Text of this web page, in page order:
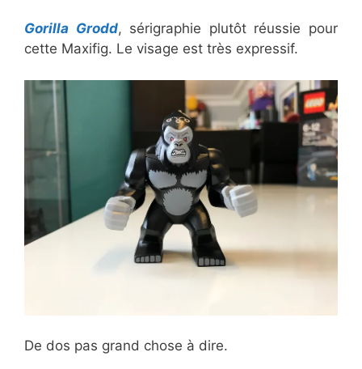
Gorilla Grodd, sérigraphie plutôt réussie pour
cette Maxifig. Le visage est très expressif.
De dos pas grand chose à dire.